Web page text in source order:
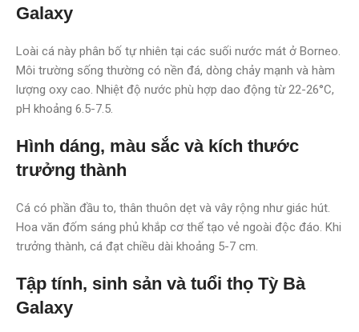
Galaxy
Loài cá này phân bố tự nhiên tại các suối nước mát ở Borneo.
Môi trường sống thường có nền đá, dòng chảy mạnh và hàm
lượng oxy cao. Nhiệt độ nước phù hợp dao động từ 22-26°C,
pH khoảng 6.5-7.5.
Hình dáng, màu sắc và kích thước
trưởng thành
Cá có phần đầu to, thân thuôn dẹt và vây rộng như giác hút.
Hoa văn đốm sáng phủ khắp cơ thể tạo vẻ ngoài độc đáo. Khi
trưởng thành, cá đạt chiều dài khoảng 5-7 cm.
Tập tính, sinh sản và tuổi thọ Tỳ Bà
Galaxy